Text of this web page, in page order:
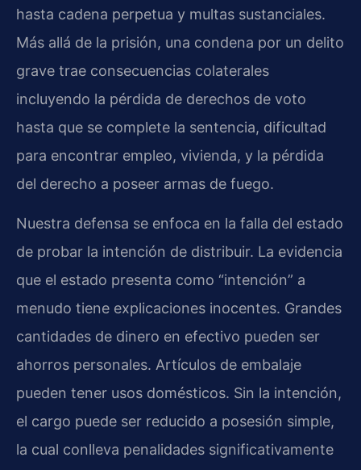
hasta cadena perpetua y multas sustanciales.
Más allá de la prisión, una condena por un delito
grave trae consecuencias colaterales
incluyendo la pérdida de derechos de voto
hasta que se complete la sentencia, dificultad
para encontrar empleo, vivienda, y la pérdida
del derecho a poseer armas de fuego.
Nuestra defensa se enfoca en la falla del estado
de probar la intención de distribuir. La evidencia
que el estado presenta como “intención” a
menudo tiene explicaciones inocentes. Grandes
cantidades de dinero en efectivo pueden ser
ahorros personales. Artículos de embalaje
pueden tener usos domésticos. Sin la intención,
el cargo puede ser reducido a posesión simple,
la cual conlleva penalidades significativamente